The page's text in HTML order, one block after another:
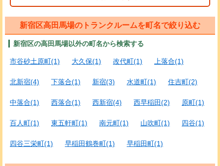
新宿区高田馬場のトランクルームを町名で絞り込む
新宿区の高田馬場以外の町名から検索する
市谷砂土原町(1) 大久保(1) 改代町(1) 上落合(1)
北新宿(4) 下落合(1) 新宿(3) 水道町(1) 住吉町(2)
中落合(1) 西落合(1) 西新宿(4) 西早稲田(2) 原町(1)
百人町(1) 東五軒町(1) 南元町(1) 山吹町(1) 四谷(1)
四谷三栄町(1) 早稲田鶴巻町(1) 早稲田町(1)